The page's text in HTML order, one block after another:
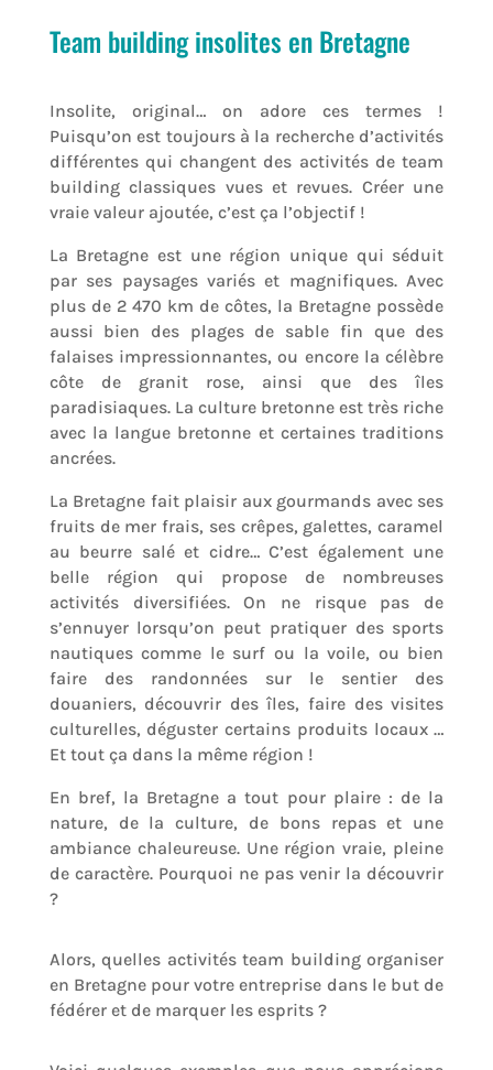
Team building insolites en Bretagne
Insolite, original… on adore ces termes !
Puisqu’on est toujours à la recherche d’activités
différentes qui changent des activités de team
building classiques vues et revues. Créer une
vraie valeur ajoutée, c’est ça l’objectif !
La Bretagne est une région unique qui séduit
par ses paysages variés et magnifiques. Avec
plus de 2 470 km de côtes, la Bretagne possède
aussi bien des plages de sable fin que des
falaises impressionnantes, ou encore la célèbre
côte de granit rose, ainsi que des îles
paradisiaques. La culture bretonne est très riche
avec la langue bretonne et certaines traditions
ancrées.
La Bretagne fait plaisir aux gourmands avec ses
fruits de mer frais, ses crêpes, galettes, caramel
au beurre salé et cidre… C’est également une
belle région qui propose de nombreuses
activités diversifiées. On ne risque pas de
s’ennuyer lorsqu’on peut pratiquer des sports
nautiques comme le surf ou la voile, ou bien
faire des randonnées sur le sentier des
douaniers, découvrir des îles, faire des visites
culturelles, déguster certains produits locaux …
Et tout ça dans la même région !
En bref, la Bretagne a tout pour plaire : de la
nature, de la culture, de bons repas et une
ambiance chaleureuse. Une région vraie, pleine
de caractère. Pourquoi ne pas venir la découvrir
?
Alors, quelles activités team building organiser
en Bretagne pour votre entreprise dans le but de
fédérer et de marquer les esprits ?